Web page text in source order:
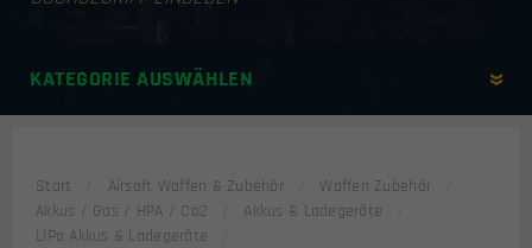
KATEGORIE AUSWÄHLEN
Start Airsoft Waffen & Zubehör
Waffen Zubehör
Akkus / Gas / HPA / Co2
Akkus & Ladegeräte
LiPo Akkus & Ladegeräte